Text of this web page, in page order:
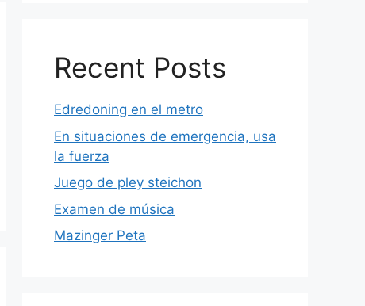
Recent Posts
Edredoning en el metro
En situaciones de emergencia, usa
la fuerza
Juego de pley steichon
Examen de música
Mazinger Peta